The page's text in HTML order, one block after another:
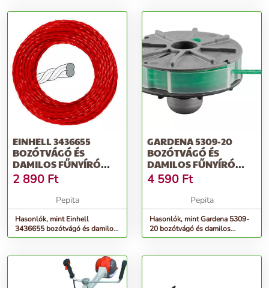
EINHELL 3436655
BOZÓTVÁGÓ ÉS
DAMILOS FŰNYÍRÓ
TARTOZÉK CSÉVE
SZEGÉ...
2 890 Ft
Pepita
Hasonlók, mint Einhell
3436655 bozótvágó és damilos
fűnyíró tartozék Cséve szegé...
GARDENA 5309-20
BOZÓTVÁGÓ ÉS
DAMILOS FŰNYÍRÓ
TARTOZÉK CSÉVE
SZEGÉ...
4 590 Ft
Pepita
Hasonlók, mint Gardena 5309-
20 bozótvágó és damilos
fűnyíró tartozék Cséve szegé...